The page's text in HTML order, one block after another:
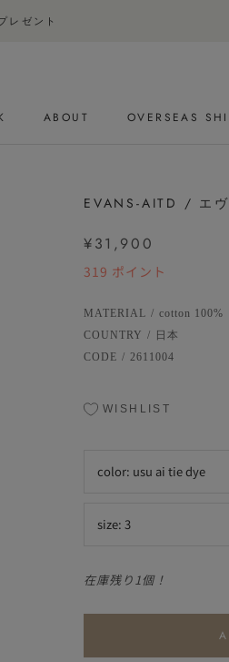
レゼント
ABOUT
OVERSEAS
EVANS-AITD / エ
¥31,900
319 ポイント
MATERIAL / cotton 100%
COUNTRY /
日本
CODE / 2611004
WISHLIST
color: usu ai tie dye
size: 3
在庫残り1個！